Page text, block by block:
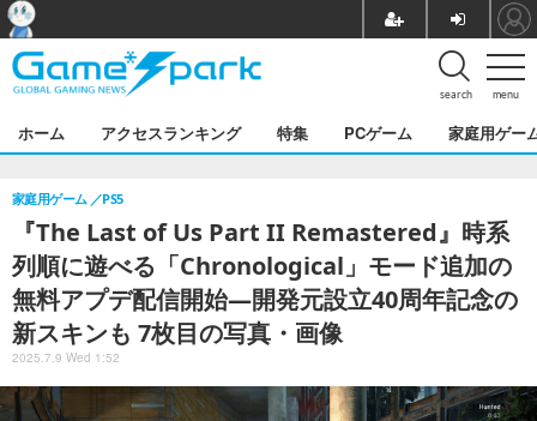
menu
search
ホーム アクセスランキング 特集 PCゲーム 家庭用ゲー
『The Last of Us Part II Remastered』時系
列順に遊べる「Chronological」モード追加の
無料アプデ配信開始―開発元設立40周年記念の
新スキンも 7枚目の写真・画像
家庭用ゲーム PS5
2025.7.9 Wed 1:52